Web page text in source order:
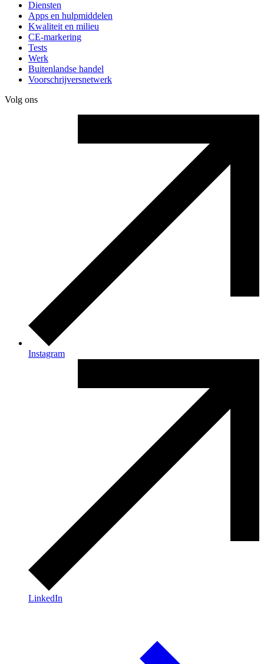
Diensten
Apps en hulpmiddelen
Kwaliteit en milieu
CE-markering
Tests
Werk
Buitenlandse handel
Voorschrijversnetwerk
Volg ons
Instagram
LinkedIn